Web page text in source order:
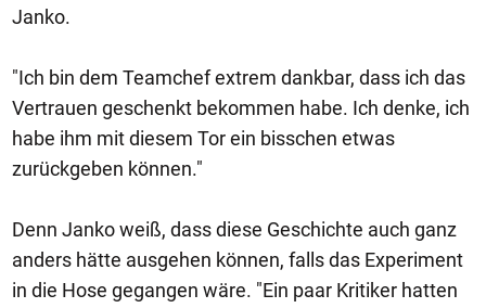
Janko.
"Ich bin dem Teamchef extrem dankbar, dass ich das
Vertrauen geschenkt bekommen habe. Ich denke, ich
habe ihm mit diesem Tor ein bisschen etwas
zurückgeben können."
Denn Janko weiß, dass diese Geschichte auch ganz
anders hätte ausgehen können, falls das Experiment
in die Hose gegangen wäre. "Ein paar Kritiker hatten